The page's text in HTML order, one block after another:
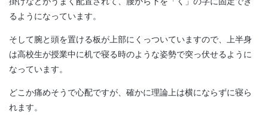
るようになっています。
そして腕と頭を置ける板が上部にくっついていますので、上半身
は高校生が授業中に机で寝る時のような姿勢で突っ伏せるように
なっています。
どこか痛めそうで心配ですが、確かに理論上は横にならずに寝ら
れます。